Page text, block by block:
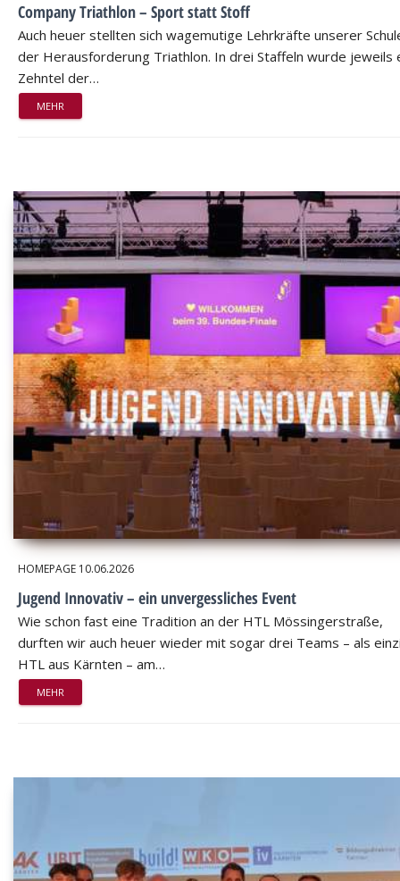
Company Triathlon – Sport statt Stoff
Auch heuer stellten sich wagemutige Lehrkräfte unserer
der Herausforderung Triathlon. In drei Staffeln wurde jeweils
Zehntel der…
MEHR
HOMEPAGE 10.06.2026
Jugend Innovativ – ein unvergessliches Event
Wie schon fast eine Tradition an der HTL Mössingerstraße,
durften wir auch heuer wieder mit sogar drei Teams – als
HTL aus Kärnten – am…
MEHR